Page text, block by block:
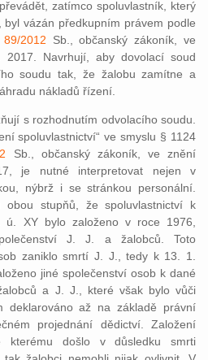
zatímco spoluvlastník, který
vázán předkupním právem podle
89/2012 Sb., občanský zákoník, ve
Navrhují, aby dovolací soud
soudu tak, že žalobu zamítne a
nákladů řízení.
s rozhodnutím odvolacího soudu.
spoluvlastnictví“ ve smyslu § 1124
Sb., občanský zákoník, ve znění
je nutné interpretovat nejen v
nýbrž i se stránkou personální.
obou stupňů, že spoluvlastnictví k
XY bylo založeno v roce 1976,
J. J. a žalobců. Toto
zaniklo smrtí J. J., tedy k 13. 1.
jiné společenství osob k dané
a J. J., které však bylo vůči
deklarováno až na základě právní
projednání dědictví. Založení
kterému došlo v důsledku smrti